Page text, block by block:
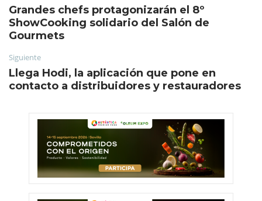
Grandes chefs protagonizarán el 8º
ShowCooking solidario del Salón de
Gourmets
Siguiente
Llega Hodi, la aplicación que pone en
contacto a distribuidores y restauradores